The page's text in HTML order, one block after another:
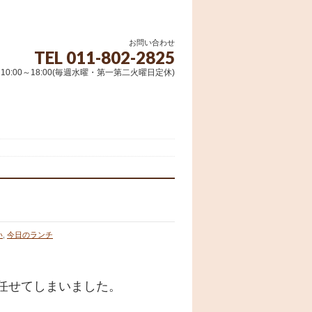
お問い合わせ
TEL 011-802-2825
10:00～18:00(毎週水曜・第一第二火曜日定休)
今日のランチ
てしまいました。